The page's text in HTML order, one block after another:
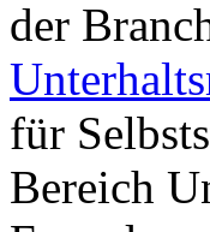
der
für
Bereich